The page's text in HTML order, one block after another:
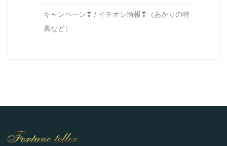
キャンペーン❣ / イチオシ情報❣（あかりの特
典など）